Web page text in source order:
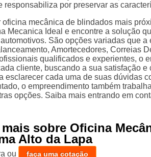
responsabiliza por preservar as
oficina mecânica de blindados mais
Mecanica Ideal e encontre a solução
São opções variadas que a
Amortecedores, Correias
qualificados e experientes, o
cliente, buscando a sua satisfação
esclarecer cada uma de suas dúvidas
o empreendimento também
opções. Saiba mais entrando em
mais sobre Oficina
Alto da Lapa
ou faça uma cotação